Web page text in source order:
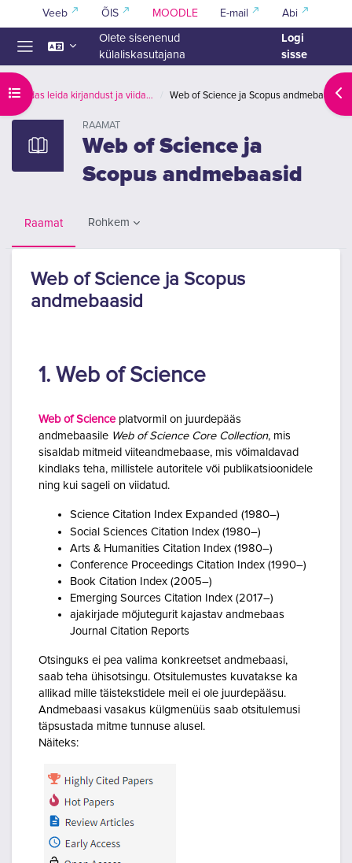
Jäta vahele peasisuni
Veeb ÕIS MOODLE E-mail Abi
Olete sisenenud
külaliskasutajana
Logi
sisse
Ava kursuse sisukord Kuidas leida kirjandust ja viidata Web of Science ja Scopus andmebaasid
RAAMAT
Web of Science ja
Scopus andmebaasid
Raamat Rohkem
Web of Science ja Scopus
andmebaasid
1. Web of Science
Web of Science platvormil on juurdepääs
andmebaasile Web of Science Core Collection, mis
sisaldab mitmeid viiteandmebaase, mis võimaldavad
kindlaks teha, millistele autoritele või publikatsioonidele
ning kui sageli on viidatud.
Science Citation Index Expanded (1980–)
Social Sciences Citation Index (1980–)
Arts & Humanities Citation Index (1980–)
Conference Proceedings Citation Index (1990–)
Book Citation Index (2005–)
Emerging Sources Citation Index (2017–)
ajakirjade mõjutegurit kajastav andmebaas
Journal Citation Reports
Otsinguks ei pea valima konkreetset andmebaasi,
saab teha ühisotsingu. Otsitulemustes kuvatakse ka
allikad mille täistekstidele meil ei ole juurdepääsu.
Andmebaasi vasakus külgmenüüs saab otsitulemusi
täpsustada mitme tunnuse alusel.
Näiteks: